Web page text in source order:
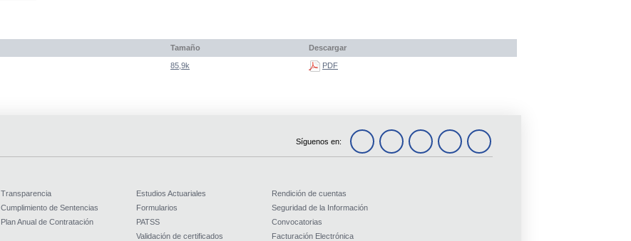
Tamaño Descargar
85,9k PDF
Síguenos en:
Transparencia
Cumplimiento de Sentencias
Plan Anual de Contratación
Estudios Actuariales
Formularios
PATSS
Validación de certificados
Rendición de cuentas
Seguridad de la Información
Convocatorias
Facturación Electrónica